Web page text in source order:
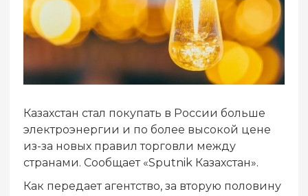
Казахстан стал покупать в России больше
электроэнергии и по более высокой цене
из-за новых правил торговли между
странами. Сообщает «Sputnik Казахстан».
Как передает агентство, за вторую половину